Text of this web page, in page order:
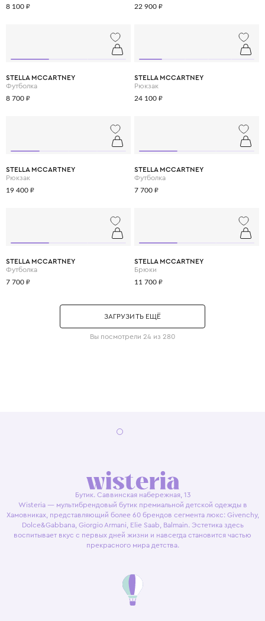
8 100 ₽ 22 900 ₽
STELLA MCCARTNEY
Футболка
8 700 ₽
STELLA MCCARTNEY
Рюкзак
24 100 ₽
STELLA MCCARTNEY
Рюкзак
19 400 ₽
STELLA MCCARTNEY
Футболка
7 700 ₽
STELLA MCCARTNEY
Футболка
7 700 ₽
STELLA MCCARTNEY
Брюки
11 700 ₽
ЗАГРУЗИТЬ ЕЩЁ
Вы посмотрели 24 из 280
Бутик. Саввинская набережная, 13
Wisteria — мультибрендовый бутик премиальной детской одежды в
Хамовниках, представляющий более 60 брендов сегмента люкс: Givenchy,
Dolce&Gabbana, Giorgio Armani, Elie Saab, Balmain. Эстетика здесь
воспитывает вкус с первых дней жизни и навсегда становится частью
прекрасного мира детства.